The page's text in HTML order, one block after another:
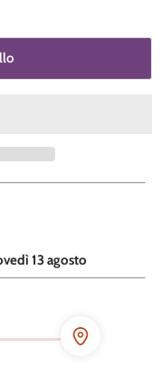
13 agosto